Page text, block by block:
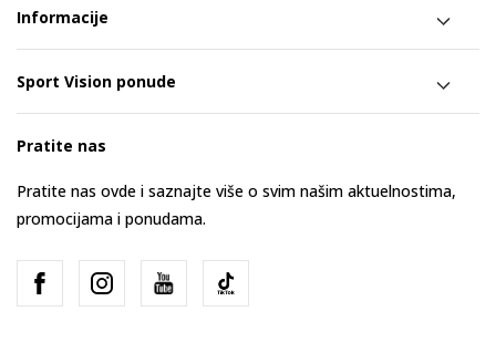
Informacije
Sport Vision ponude
Pratite nas
Pratite nas ovde i saznajte više o svim našim aktuelnostima,
promocijama i ponudama.